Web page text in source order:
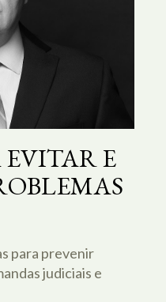
E
para prevenir
judiciais e